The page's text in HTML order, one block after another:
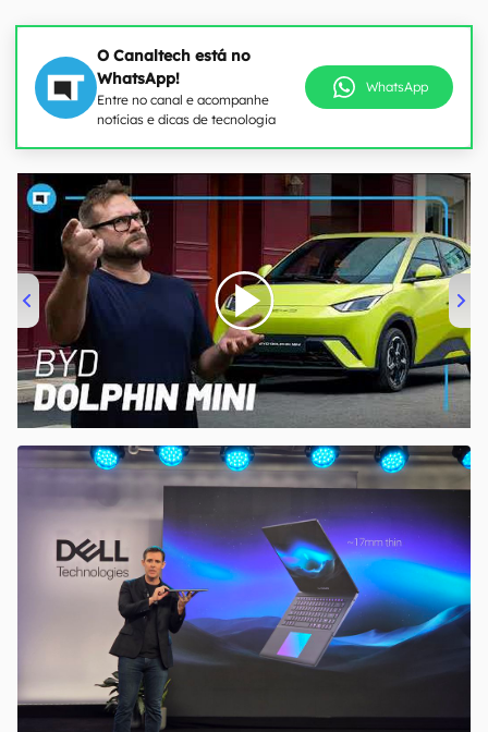
O Canaltech está no
WhatsApp!
Entre no canal e acompanhe
notícias e dicas de tecnologia
WhatsApp
00:00/04:07